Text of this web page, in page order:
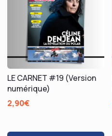
LE CARNET #19 (Version
numérique)
2,90€